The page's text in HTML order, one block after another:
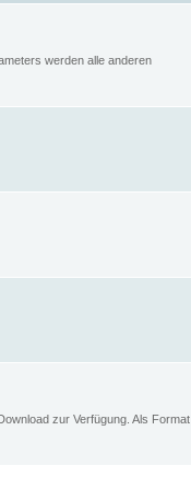
werden alle anderen
zur Verfügung. Als Format